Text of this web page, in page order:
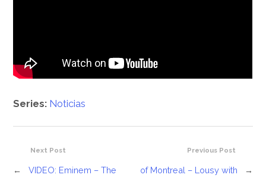
Series: Noticias
Previous Post
of Montreal – Lousy with
→
Next Post
←
VIDEO: Eminem – The